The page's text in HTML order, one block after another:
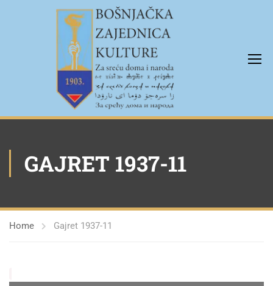
GAJRET 1937-11
Home Gajret 1937-11